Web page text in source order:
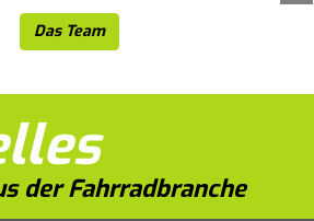
Das Team
der Fahrradbranche